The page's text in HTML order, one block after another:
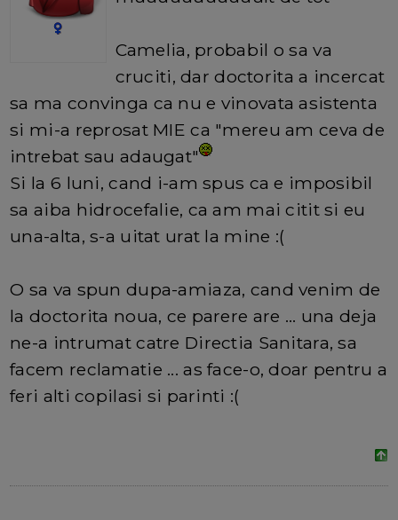
Camelia, probabil o sa va
cruciti, dar doctorita a incercat
sa ma convinga ca nu e vinovata asistenta
si mi-a reprosat MIE ca "mereu am ceva de
intrebat sau adaugat"
Si la 6 luni, cand i-am spus ca e imposibil
sa aiba hidrocefalie, ca am mai citit si eu
una-alta, s-a uitat urat la mine :(
O sa va spun dupa-amiaza, cand venim de
la doctorita noua, ce parere are ... una deja
ne-a intrumat catre Directia Sanitara, sa
facem reclamatie ... as face-o, doar pentru a
feri alti copilasi si parinti :(